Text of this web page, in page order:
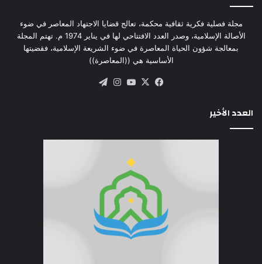
مجلة فصلية فكرية ثقافية محكمة، تعالج قضايا الاجتهاد المعاصر في ضوء
الأصالة الإسلامية، وصدر العدد الافتتاحي لها في يناير 1974 م. تهتم المجلة
بمعالجة شؤون الحياة المعاصرة في ضوء الشريعة الإسلامية، فقضيتها
الأساسية هي ((المعاصرة))
فيسبوك
‫X
‫YouTube
انستقرام
العدد الأخير